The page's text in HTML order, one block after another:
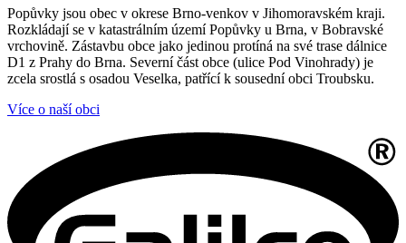
Popůvky jsou obec v okrese Brno-venkov v Jihomoravském kraji.
Rozkládají se v katastrálním území Popůvky u Brna, v Bobravské
vrchovině. Zástavbu obce jako jedinou protíná na své trase dálnice
D1 z Prahy do Brna. Severní část obce (ulice Pod Vinohrady) je
zcela srostlá s osadou Veselka, patřící k sousední obci Troubsku.
Více o naší obci